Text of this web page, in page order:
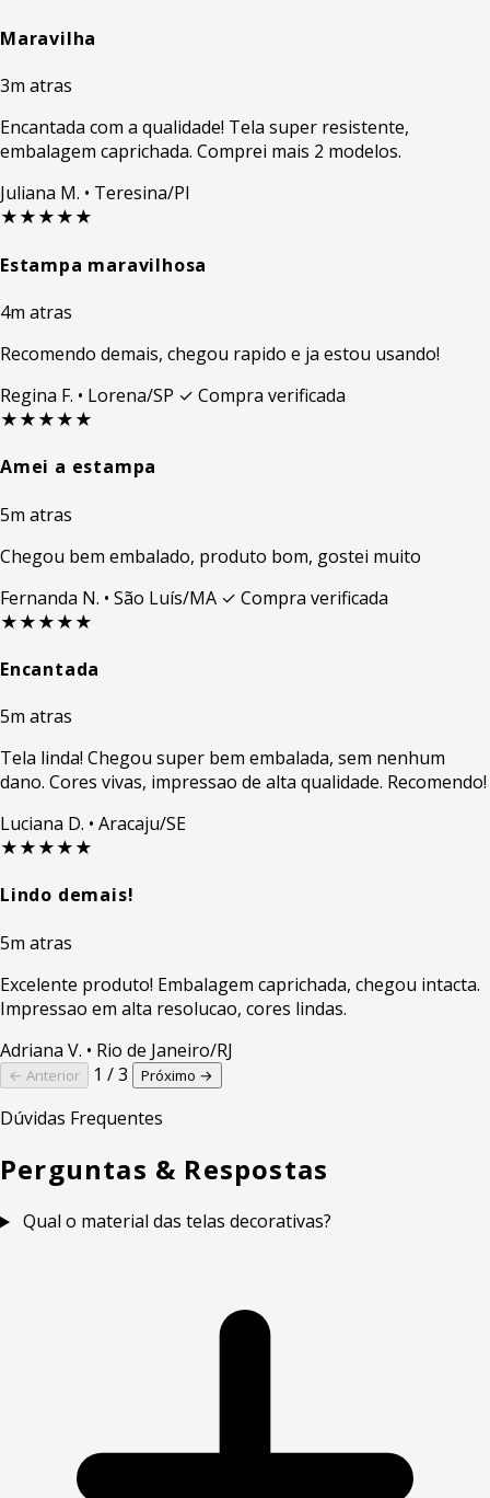
Maravilha
3m atras
Encantada com a qualidade! Tela super resistente,
embalagem caprichada. Comprei mais 2 modelos.
Juliana M. • Teresina/PI
★★★★★
Estampa maravilhosa
4m atras
Recomendo demais, chegou rapido e ja estou usando!
Regina F. • Lorena/SP ✓ Compra verificada
★★★★★
Amei a estampa
5m atras
Chegou bem embalado, produto bom, gostei muito
Fernanda N. • São Luís/MA ✓ Compra verificada
★★★★★
Encantada
5m atras
Tela linda! Chegou super bem embalada, sem nenhum
dano. Cores vivas, impressao de alta qualidade. Recomendo!
Luciana D. • Aracaju/SE
★★★★★
Lindo demais!
5m atras
Excelente produto! Embalagem caprichada, chegou intacta.
Impressao em alta resolucao, cores lindas.
Adriana V. • Rio de Janeiro/RJ
← Anterior 1 / 3 Próximo →
Dúvidas Frequentes
Perguntas & Respostas
Qual o material das telas decorativas?